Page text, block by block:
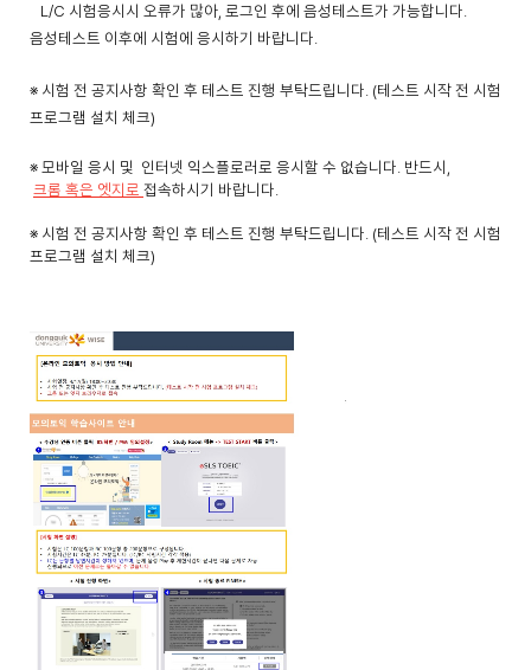
L/C 시험응시시 오류가 많아, 로그인 후에 음성테스트가 가능합니다.
음성테스트 이후에 시험에 응시하기 바랍니다.
※ 시험 전 공지사항 확인 후 테스트 진행 부탁드립니다. (테스트 시작 전 시험
프로그램 설치 체크)
※ 모바일 응시 및 인터넷 익스플로러로 응시할 수 없습니다. 반드시,
크롬 혹은 엣지로 접속하시기 바랍니다.
※ 시험 전 공지사항 확인 후 테스트 진행 부탁드립니다. (테스트 시작 전 시험
프로그램 설치 체크)